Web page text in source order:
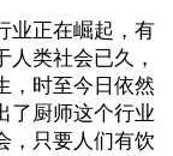
业正在崛起，有
类社会已久，
，时至今日依然
了厨师这个行业
，只要人们有饮